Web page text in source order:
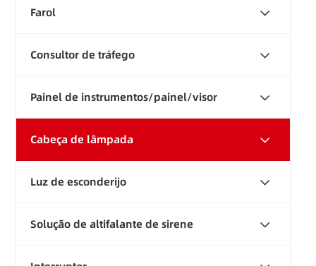
Farol
Consultor de tráfego
Painel de instrumentos/painel/visor
Cabeça de lâmpada
Luz de esconderijo
Solução de altifalante de sirene